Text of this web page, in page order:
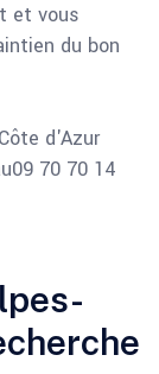
et vous
du bon
d'Azur
70 70 14